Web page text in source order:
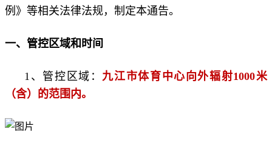
例》等相关法律法规，制定本通告。
一、管控区域和时间
1、管控区域： 九江市体育中心向外辐射1000米
（含）的范围内。